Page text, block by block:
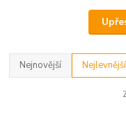
Nejnovější Nejlevnější